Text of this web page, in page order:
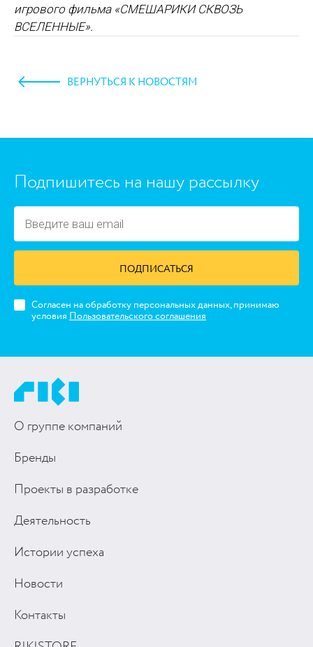
игрового фильма «СМЕШАРИКИ СКВОЗЬ
ВСЕЛЕННЫЕ».
https://www.high-endrolex.com/45
ВЕРНУТЬСЯ К НОВОСТЯМ
Подпишитесь на нашу рассылку
ПОДПИСАТЬСЯ
Согласен на обработку персональных данных, принимаю
условия Пользовательского соглашения
О группе компаний
Бренды
Проекты в разработке
Деятельность
Истории успеха
Новости
Контакты